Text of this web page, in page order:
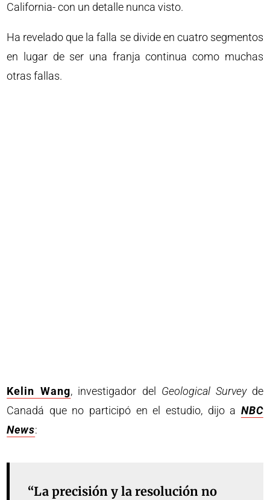
California- con un detalle nunca visto.
Ha revelado que la falla se divide en cuatro segmentos
en lugar de ser una franja continua como muchas
otras fallas.
Kelin Wang, investigador del Geological Surveyde
Canadá que no participó en el estudio, dijo a NBC
News:
“La precisión y la resolución no